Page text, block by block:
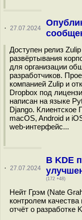
· 27.07.2024
Доступен релиз
развёртывания
для организации
разработчиков.
компанией Zulip и
Dropbox под
написан на языке
Django. Клиентское
macOS, Android и
web-интерфейс...
· 27.07.2024
В KDE
(172 +48)
Нейт Грэм (Nate
контролем
отчёт о разработке